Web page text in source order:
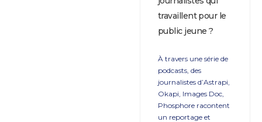
travaillent pour le
public jeune ?
À travers une série de
podcasts, des
journalistes d’Astrapi,
Okapi, Images Doc,
Phosphore racontent
un reportage et